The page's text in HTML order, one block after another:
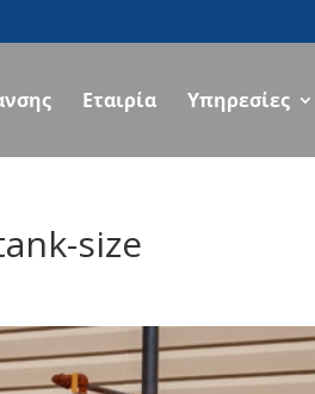
Εταιρία Υπηρεσίες
size